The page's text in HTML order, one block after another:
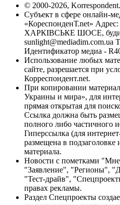
© 2000-2026,
Субъект в сфере онлайн-
«КореспонденТ.net» Адрес:
ХАРКІВСЬКЕ ШОСЕ,
sunlight@mediadim.com.ua
Идентификатор медиа -
Использование любых
сайте, разрешается при
Корреспондент.net.
При копировании
Украины и мира», для
прямая открытая для
Ссылка должна быть
полного либо частичного
Гиперссылка (для
размещена в подзаголовке
материала.
Новости с пометками
"Заявление", "Регионы",
"Тест-драйв",
правах рекламы.
Раздел Спецпроекты